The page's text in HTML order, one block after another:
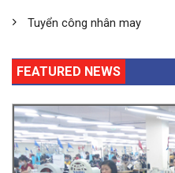
Tuyển công nhân may
FEATURED NEWS